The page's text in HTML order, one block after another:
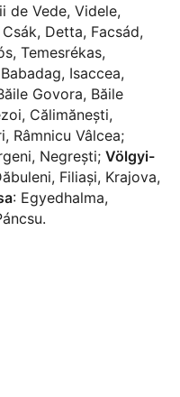
de Vede, Videle,
Csák, Detta, Facsád,
, Temesrékas,
Babadag, Isaccea,
Govora, Băile
, Călimănești,
, Râmnicu Vâlcea;
, Negrești; Völgyi-
, Filiași, Krajova,
: Egyedhalma,
.